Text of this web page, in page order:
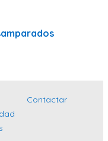
Contactar